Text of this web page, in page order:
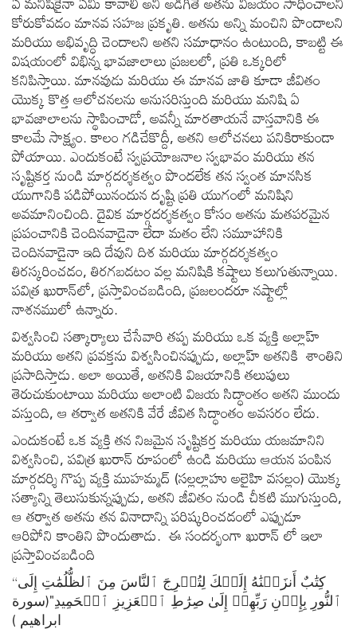
కోరుకోవడం మానవ సహజ ప్రకృతి. అతను అన్ని మంచిని పొందాలని
మరియు అభివృద్ధి చెందాలని అతని సమాధానం ఉంటుంది, కాబట్టి ఈ
విషయంలో విభిన్న భావజాలాలు ప్రజలలో, ప్రతి ఒక్కరిలో
కనిపిస్తాయి. మానవుడు మరియు ఈ మానవ జాతి కూడా జీవితం
యొక్క కొత్త ఆలోచనలను అనుసరిస్తుంది మరియు మనిషి ఏ
భావజాలాలను స్థాపించాడో, అవన్నీ మారతాయనే వాస్తవానికి ఈ
కాలమే సాక్ష్యం. కాలం గడిచేకొద్దీ, అతని ఆలోచనలు పనికిరాకుండా
పోయాయి. ఎందుకంటే స్వప్రయోజనాల స్వభావం మరియు తన
సృష్టికర్త నుండి మార్గదర్శకత్వం పొందలేక తన స్వంత మానసిక
యుగానికి పడిపోయినందున దృష్టి ప్రతి యుగంలో మనిషిని
అవమానించింది. దైవిక మార్గదర్శకత్వం కోసం అతను మతపరమైన
ప్రపంచానికి చెందినవాడైనా లేదా మతం లేని సమూహానికి
చెందినవాడైనా ఇది దేవుని దిశ మరియు మార్గదర్శకత్వం
తిరస్కరించడం, తిరగబడటం వల్ల మనిషికి కష్టాలు కలుగుతున్నాయి.
పవిత్ర ఖురాన్‌లో, ప్రస్తావించబడింది, ప్రజలందరూ నష్టాల్లో
నాశనములో ఉన్నారు.
విశ్వసించి సత్కార్యాలు చేసేవారి తప్ప మరియు ఒక వ్యక్తి అల్లాహ్
మరియు అతని ప్రవక్తను విశ్వసించినప్పుడు, అల్లాహ్ అతనికి శాంతిని
ప్రసాదిస్తాడు. అలా అయితే, అతనికి విజయానికి తలుపులు
తెరుచుకుంటాయి మరియు అలాంటి విజయ సిద్ధాంతం అతని ముందు
వస్తుంది, ఆ తర్వాత అతనికి వేరే జీవిత సిద్ధాంతం అవసరం లేదు.
ఎందుకంటే ఒక వ్యక్తి తన నిజమైన సృష్టికర్త మరియు యజమానిని
విశ్వసించి, పవిత్ర ఖురాన్ రూపంలో ఉండి మరియు ఆయన పంపిన
మార్గదర్శి గొప్ప వ్యక్తి ముహమ్మద్ (సల్లల్లాహు అలైహి వసల్లం) యొక్క
సత్యాన్ని తెలుసుకున్నప్పుడు, అతని జీవితం నుండి చీకటి ముగుస్తుంది,
ఆ తర్వాత అతను తన వినాదాన్ని పరిష్కరించడంలో ఎప్పుడూ
ఆరిపోని కాంతిని పొందుతాడు. ఈ సందర్భంగా ఖురాన్ లో ఇలా
ప్రస్తావించబడింది
“كِتَٰبٌ أَنزَلۡنَٰهُ إِلَيۡكَ لِتُخۡرِجَ ٱلنَّاسَ مِنَ ٱلظُّلُمَٰتِ إِلَى
ٱلنُّورِ بِإِذۡنِ رَبِّهِمۡ إِلَىٰ صِرَٰطِ ٱلۡعَزِيزِ ٱلۡحَمِيدِ"(سورة
ابراهيم )